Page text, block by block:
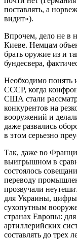
поставлять, а
видит»).
Впрочем, дело не в
Киеве. Немцам
брать оружие из и
бундесвера,
Необходимо понять
СССР, когда
США стали
конкурентов на
вооружений и
даже развались
в этом серьезно
Так, даже во
выигрышном в
состоялось
переводу
прозвучали
для Украины,
сухопутным
странах Европы:
артиллерийских
составлять до трех